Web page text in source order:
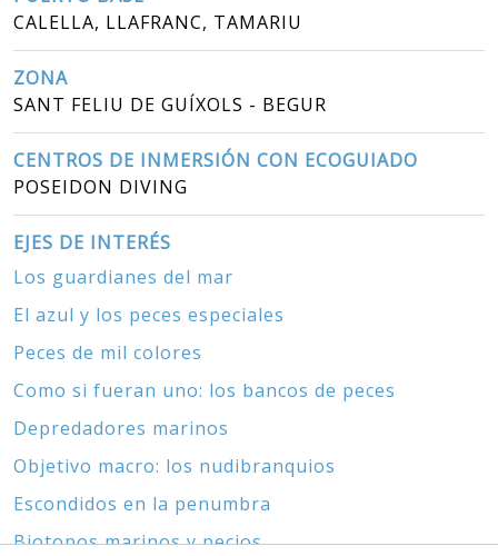
CALELLA, LLAFRANC, TAMARIU
ZONA
SANT FELIU DE GUÍXOLS - BEGUR
CENTROS DE INMERSIÓN CON ECOGUIADO
POSEIDON DIVING
EJES DE INTERÉS
Los guardianes del mar
El azul y los peces especiales
Peces de mil colores
Como si fueran uno: los bancos de peces
Depredadores marinos
Objetivo macro: los nudibranquios
Escondidos en la penumbra
Biotopos marinos y pecios